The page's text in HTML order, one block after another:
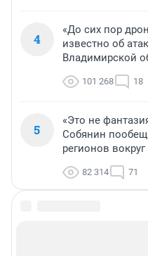
4
«До сих пор
известно об
Владимирской
101 268 18
5
«Это не
Собянин
регионов
82 314 71